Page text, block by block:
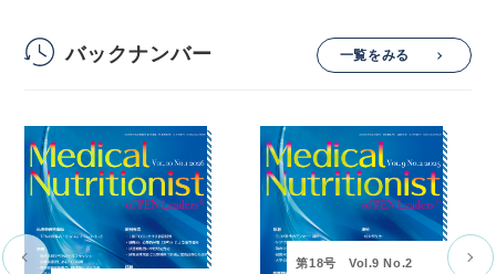
バックナンバー 一覧をみる
第18号 Vol.9 No.2